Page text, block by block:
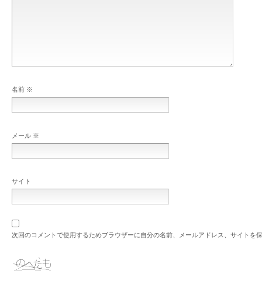
名前 ※
メール ※
サイト
次回のコメントで使用するためブラウザーに自分の名前、メールアドレス、サイトを